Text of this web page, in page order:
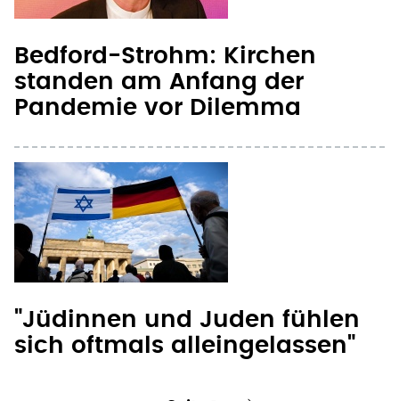
Pandemie vor Dilemma
"Jüdinnen und Juden fühlen
sich oftmals alleingelassen"
Seitennummerierung
Seite 1
Seite nächste Seite ›